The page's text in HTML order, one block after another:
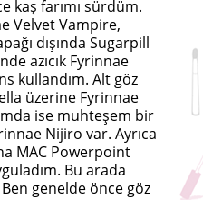
kaş farımı sürdüm.
Velvet Vampire,
dışında Sugarpill
azıcık Fyrinnae
kullandım. Alt göz
üzerine Fyrinnae
ise muhteşem bir
Nijiro var. Ayrıca
MAC Powerpoint
Bu arada
genelde önce göz